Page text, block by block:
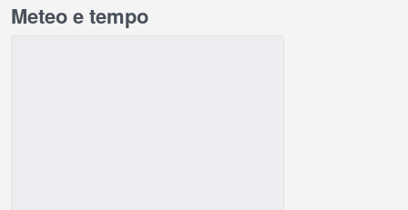
Meteo e tempo